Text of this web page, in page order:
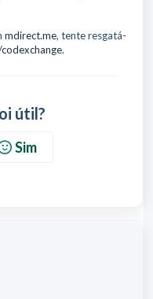
mdirect.me, tente resgatá-
.
útil?
Sim